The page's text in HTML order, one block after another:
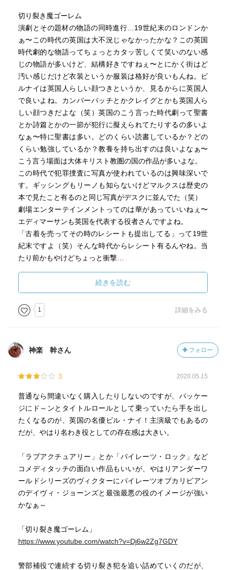
今回も舞台上でのゴツイ女装などで楽しませてくれます。
映画の原題は「THE LIMEHOUSE GOLEM」ライムハウス
はロンドンの地区名で、テムズ川沿いの港町。ヒロインの
エリザベスはそこで貧しい未婚の母に育てられ、少女の頃
に港の荒くれ者たちに乱暴されたトラウマがあり、さらに
母親からも虐待を受けていたため、性的なことに嫌悪感を
持っている。母が亡くなったあと、女優に憧れ訪れた劇場
で偶然出会った上記ダン・リーノに気に入られ劇団入り、
プロンプターから人気喜劇女優へと成長、そして売れない
劇作家のジョン・クリーと結婚。
彼女の無実を信じ聞き取りを続けるキルデアは、エリザベ
スにセクハラをした劇団関係者が次々と不審死しているこ
とを知り、ますます彼女の夫となったクリーが殺人鬼だっ
たのではという疑いを強める。エリザベスに対し不利な証
言をしているメイドのアヴェリーンが実はもともと女優仲
間で彼女のライバル、そしてクリーに好意を持っていた上
に、性的関係を嫌うエリザベスが夫の性欲処理をメイドに
頼んでいたことなど、夫婦関係の破綻も次第に明らかに。
才能のないクリーが自暴自棄になり連続殺人をおこなった
かと思われたが…。
せない。序盤に実は結構伏線があるので、しっかり覚えて
劇場型犯罪者の典型。最後のどんでん返しには素直に驚い
たけど、ちょっと考えたらそれしかないよなあという納得
この映画のキモであり、それまで犯人に振り回されていた
キルデア＝ビル・ナイの本当の見せ場だったのかも。犯人
の願いを絶対に叶えてやらないことが、最大の制裁だった
のだと思う。
だったし、ヴィクトリア朝ロンドンの陰鬱な雰囲気が好き
な人には十分楽しめる良作。
つなさに怒ると共に、エリザベスに深く同情するのだっ
た。
キルデアは、ジョンが犯人であると仮定した場合、彼の死
は犯行の露呈を恐れた上での自殺であると考え、無実を証
明するために調査に協力するようエリザベスを説得する。
彼の言葉に心を動かされた彼女は、過去を回想する。エリ
ザベスは母親が亡くなった後、プロンプター兼雑用係とし
てダン・リーノの劇場で働きはじめ、その流れで俳優の道
に進むことになったのだという。夫のジョンと出会ったの
もその頃で、彼は劇場に記者として取材に来ていたのだっ
た。彼はすぐにエリザベスに惹かれ、二人はダンや劇団の
メンバーと共に、あるいは二人きりで、たびたび食事に行
くようになる。ある日、事故死した役者の代役として、エ
リザベスは舞台に立つ機会を与えられる。男装してパフォ
ーマンスをしたところ、それが観客に大いに受け、彼女は
一躍人気者になった。コメディエンヌとして人気を博した
エリザベスだったが、舞台女優として活躍するための機会
を窺っていた。そんな彼女に、無名の劇作家であったジョ
ンが、新作舞台劇の主演に起用したいと申し出てきたので
ある。最初はその申し出を喜んでいたエリザベスだった
が、ジョンが自分を口説こうとするのにはうんざりさせら
ヌードになることを強要された。その話をジョンにしたと
れる」と言われたため、エリザベスはやむなくジョンと結
の後継として支配人に就任することになった。エリザベス
の戯曲は一向に完成せず、家計はエリザベスが一人で支え
うになり、ジョンはメイドのアヴェリンと不倫するに至っ
た。アヴェリンはエリザベスと同じ一座の元女優で、エリ
ザベスを常に敵対視していた人物である。
エリザベスの死刑が執行される当日、キルデアはついにジ
ョンの直筆原稿の筆跡と真犯人の筆跡が一致したのであ
る。キルデアは「これでエリザベスを救える」と歓喜し、
その証拠を彼女に見せたが、そこで思わぬ真実が明らかに
なった。（ウィキペディア）
切り裂き魔ゴーレム
演劇とその題材の物語の同時進行…19世紀末のロンドンか
ぁ〜この時代の英国は大不況じゃなかったかな？この英国
時代劇的な物語ってちょっとカタッ苦しくて笑いのない感
じの物語が多いけど、結構好きですねぇ〜とにかく街はど
汚い感じだけど衣装というか服装は格好が良いもんね。ビ
ルナイは英国人らしい顔つきというか、見るからに英国人
で良いよね。カンバーパッチとかクレイグとかも英国人ら
しい顔つきだよな（笑）英国のこう言った時代劇って聖書
とか詩篇とかの一節が犯行に擬えられてたりするの多いよ
なぁ〜特に聖書は多い。どのくらい読書しているか？どの
くらい勉強しているか？教養を持ち出すのは良いよなぁ〜
こう言う場面は大体キリスト教圏の国の作品が多いよな。
この時代で犯罪捜査に写真が使われているのは興味深いで
す。ギッシングもリーノも知らないけどマルクスは歴史の
本で見たこと有るのと同じ写真がデスクに並んでた（笑）
劇場エンターテインメントってのは華があっていいねぇ〜
エディマーサンも英国を代表する役者さんですよね。
「古着を売ってその時のレシートも提出してる」って19世
紀末ですよ（笑）そんな時代からレシート有るんやね。当
たり前かもやけどちょっと衝撃…
トも結構必要だったんだろうけどなぁ〜物語自体が面白さ
に欠ける感じですねぇ〜ちょっと残念な感じでした。
続きを読む
1 詳細をみる
神楽 幹さん フォロー
3 2020.05.15
普通なら間違いなく購入したりしないのですが、パッケー
ジにド～ンとタイトルロールとして乗っていたら手を出し
たくなるのが、英国の名優ビル・ナイ！主演級でもあるの
だが、やはり名わき役としての存在感は大きい。
「ラブアクチュアリー」とか「パイレーツ・ロック」など
コメディタッチの面白い作品もいいが、やはりアンダーワ
ールドシリーズのヴィクターにパイレーツオブカリビアン
のデイヴィ・ジョーンズと最強最悪の役のイメージが強い
かなぁ～
「切り裂き魔ゴーレム」
https://www.youtube.com/watch?v=Dj6w2Zg7GDY
警部補役で連続する切り裂き犯を追い詰めていくのだが、